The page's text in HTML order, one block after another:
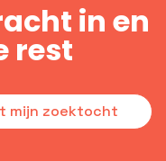
in en
rest
mijn zoektocht